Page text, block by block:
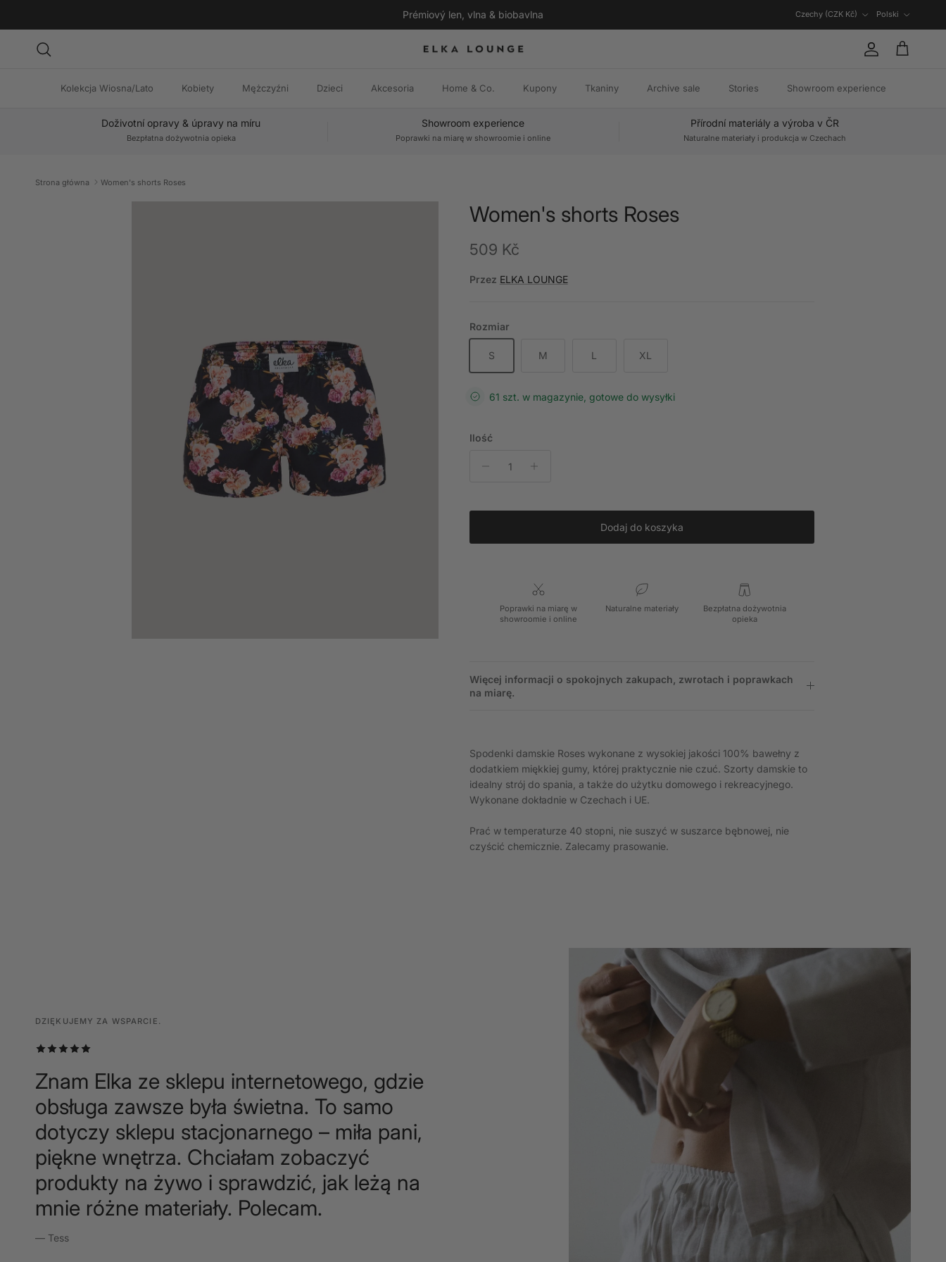
Prémiový len, vlna & biobavlna
Czechy (CZK Kč)
Polski
KontoKoszyk
Kolekcja Wiosna/Lato Kobiety Mężczyźni Dzieci Akcesoria Home & Co. Kupony Tkaniny Archive sale Stories Showroom experience
Doživotní opravy & úpravy na míru
Bezpłatna dożywotnia opieka
Showroom experience
Poprawki na miarę w showroomie i online
Přírodní materiály a výroba v ČR
Naturalne materiały i produkcja w Czechach
Strona główna Women's shorts Roses
Women's shorts Roses
Cena regularna
509 Kč
Przez ELKA LOUNGE
Rozmiar
S M L XL
61 szt. w magazynie, gotowe do wysyłki
Ilość
Dodaj do koszyka
Poprawki na miarę w
showroomie i online
Naturalne materiały
Bezpłatna dożywotnia
opieka
Więcej informacji o spokojnych zakupach, zwrotach i poprawkach
na miarę.
Spodenki damskie Roses wykonane z wysokiej jakości 100% bawełny z
dodatkiem miękkiej gumy, której praktycznie nie czuć. Szorty damskie to
idealny strój do spania, a także do użytku domowego i rekreacyjnego.
Wykonane dokładnie w Czechach i UE.
Prać w temperaturze 40 stopni, nie suszyć w suszarce bębnowej, nie
czyścić chemicznie. Zalecamy prasowanie.
DZIĘKUJEMY ZA WSPARCIE.
Znam Elka ze sklepu internetowego, gdzie
obsługa zawsze była świetna. To samo
dotyczy sklepu stacjonarnego – miła pani,
piękne wnętrza. Chciałam zobaczyć
produkty na żywo i sprawdzić, jak leżą na
mnie różne materiały. Polecam.
— Tess
DZIĘKUJEMY ZA WSPARCIE.